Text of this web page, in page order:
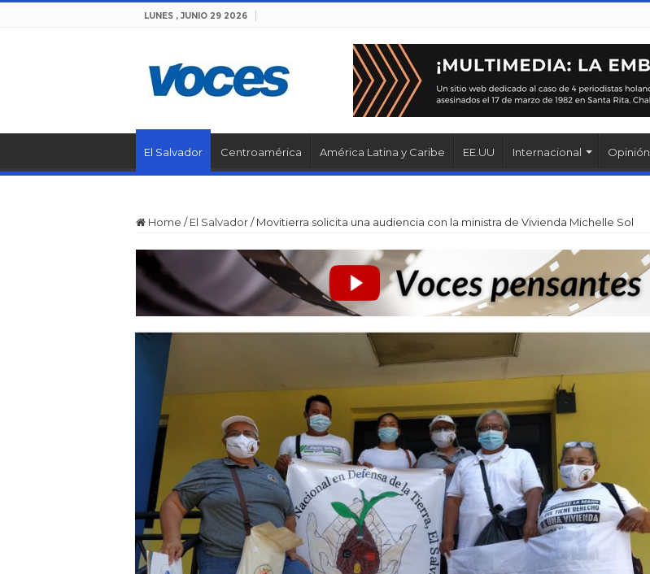
LUNES , JUNIO 29 2026
El Salvador Centroamérica América Latina y Caribe EE.UU Internacional Opinión
Home / El Salvador/ Movitierra solicita una audiencia con la ministra de Vivienda Michelle Sol